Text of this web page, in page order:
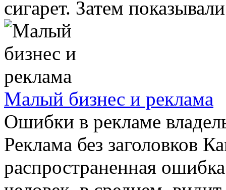
сигарет. Затем
Малый бизнес и реклама
Ошибки в рекламе
Реклама без заголовков
распространенная